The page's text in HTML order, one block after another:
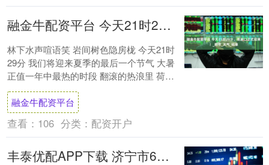
融金牛配资平台 今天21时29分，张家口正式迎来！_时节_天气_枯草
林下水声喧语笑 岩间树色隐房栊 今天21时
29分 我们将迎来夏季的最后一个节气 大暑
正值一年中最热的时段 翻滚的热浪里 荷花
怒放、蜻蜓飞舞 日光如浓浆流淌 丰....
融金牛配资平台
查看： 106 分类： 配资开户
丰泰优配APP下载 济宁市6项目入选省级博士后创新项目_发展_科学技术厅_人才